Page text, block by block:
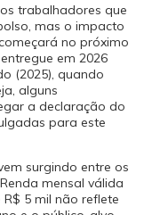
trabalhadores que
mas o impacto
no próximo
em 2026
(2025), quando
alguns
a declaração do
para este
surgindo entre os
mensal válida
5 mil não reflete